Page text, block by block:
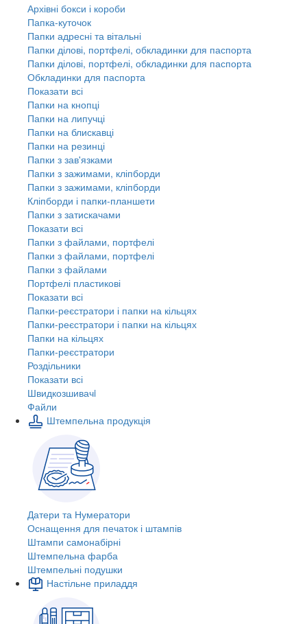
Архівні бокси і короби
Папка-куточок
Папки адресні та вітальні
Папки ділові, портфелі, обкладинки для паспорта
Папки ділові, портфелі, обкладинки для паспорта
Обкладинки для паспорта
Показати всі
Папки на кнопці
Папки на липучці
Папки на блискавці
Папки на резинці
Папки з зав'язками
Папки з зажимами, кліпборди
Папки з зажимами, кліпборди
Кліпборди і папки-планшети
Папки з затискачами
Показати всі
Папки з файлами, портфелі
Папки з файлами, портфелі
Папки з файлами
Портфелі пластикові
Показати всі
Папки-реєстратори і папки на кільцях
Папки-реєстратори і папки на кільцях
Папки на кільцях
Папки-реєстратори
Роздільники
Показати всі
Швидкозшивачi
Файли
Штемпельна продукція
Датери та Нумератори
Оснащення для печаток і штампів
Штампи самонабірні
Штемпельна фарба
Штемпельні подушки
Настільне приладдя